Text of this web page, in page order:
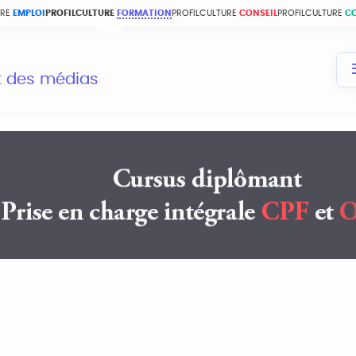
EMPLOI PROFILCULTURE FORMATION PROFILCULTURE CONSEIL PROFILCULTURE
des médias